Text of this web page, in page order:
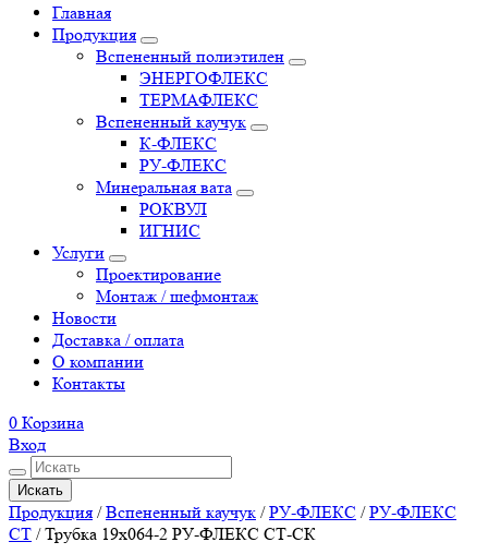
Главная
Продукция
Вспененный полиэтилен
ЭНЕРГОФЛЕКС
ТЕРМАФЛЕКС
Вспененный каучук
К-ФЛЕКС
РУ-ФЛЕКС
Минеральная вата
РОКВУЛ
ИГНИС
Услуги
Проектирование
Монтаж / шефмонтаж
Новости
Доставка / оплата
О компании
Контакты
0 Корзина
Вход
Искать
Продукция /Вспененный каучук /РУ-ФЛЕКС /РУ-ФЛЕКС
СТ /Трубка 19х064-2 РУ-ФЛЕКС СТ-СК